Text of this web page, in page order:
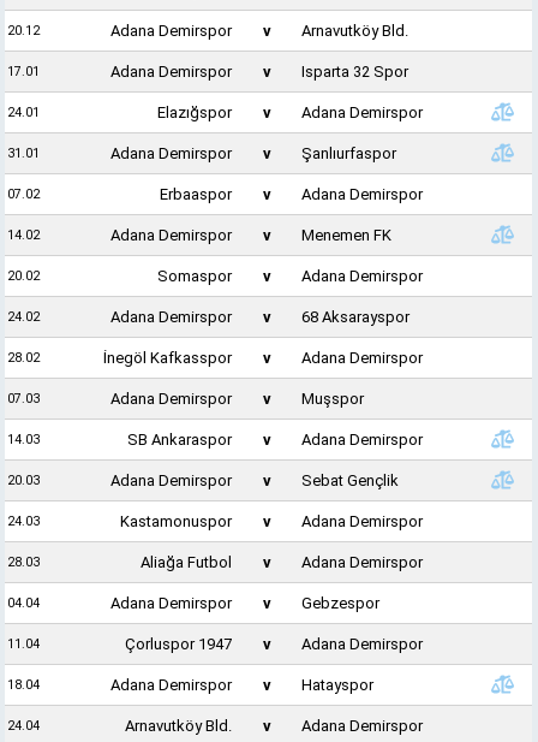
20.12 Adana Demirspor v Arnavutköy Bld.
17.01 Adana Demirspor v Isparta 32 Spor
24.01 Elazığspor v Adana Demirspor
31.01 Adana Demirspor v Şanlıurfaspor
07.02 Erbaaspor v Adana Demirspor
14.02 Adana Demirspor v Menemen FK
20.02 Somaspor v Adana Demirspor
24.02 Adana Demirspor v 68 Aksarayspor
28.02 İnegöl Kafkasspor v Adana Demirspor
07.03 Adana Demirspor v Muşspor
14.03 SB Ankaraspor v Adana Demirspor
20.03 Adana Demirspor v Sebat Gençlik
24.03 Kastamonuspor v Adana Demirspor
28.03 Aliağa Futbol v Adana Demirspor
04.04 Adana Demirspor v Gebzespor
11.04 Çorluspor 1947 v Adana Demirspor
18.04 Adana Demirspor v Hatayspor
24.04 Arnavutköy Bld. v Adana Demirspor